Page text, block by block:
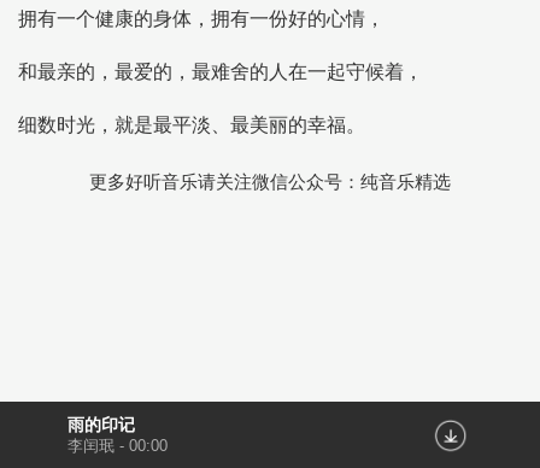
拥有一个健康的身体，拥有一份好的心情，
和最亲的，最爱的，最难舍的人在一起守候着，
细数时光，就是最平淡、最美丽的幸福。
更多好听音乐请关注微信公众号：纯音乐精选
雨的印记
李闰珉 - 00:00